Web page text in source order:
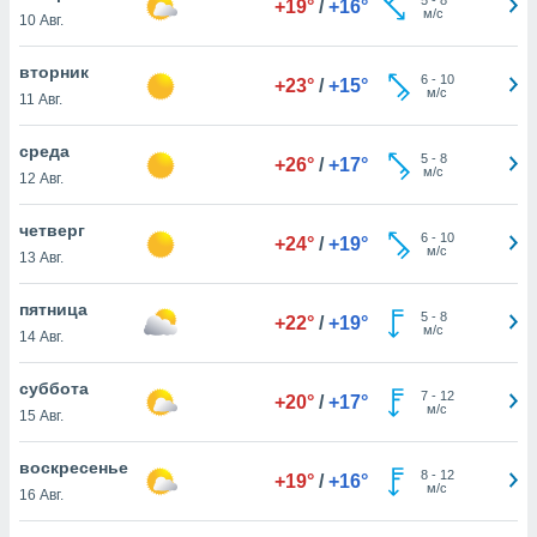
действия
рекламу
нашей
cookie
cookie
в
нашего
10 Авг.
+19° / +16°
м/с
вторник
11 Авг.
+23° / +15° 6- 10
м/с
среда
12 Авг.
+26° / +17° 5- 8
м/с
четверг
13 Авг.
+24° / +19° 6- 10
м/с
пятница
14 Авг.
+22° / +19° 5- 8
м/с
суббота
15 Авг.
+20° / +17° 7- 12
м/с
воскресенье
16 Авг.
+19° / +16° 8- 12
м/с